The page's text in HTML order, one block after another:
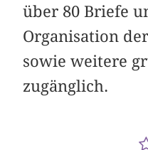
über 80 Briefe
Organisation
sowie weitere
zugänglich.